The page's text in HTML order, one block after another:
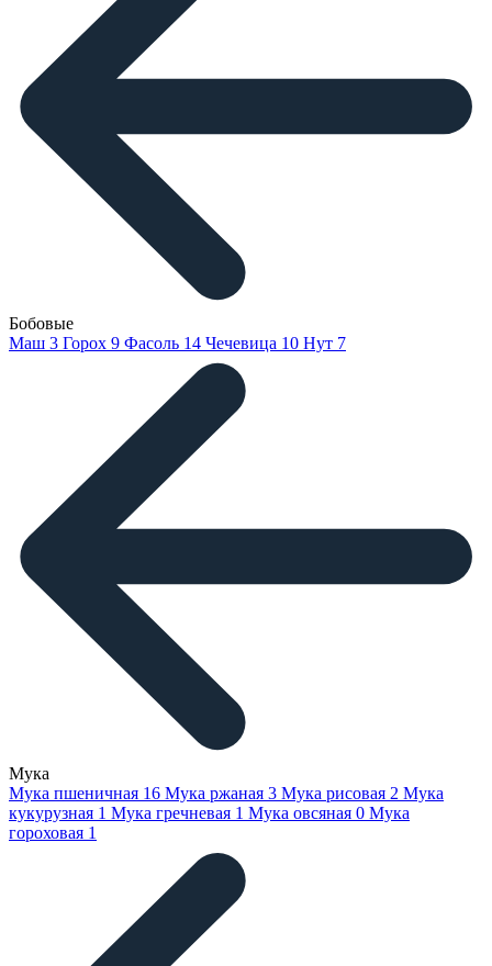
Бобовые
Маш 3 Горох 9 Фасоль 14 Чечевица 10 Нут 7
Мука
Мука пшеничная 16 Мука ржаная 3 Мука рисовая 2 Мука
кукурузная 1 Мука гречневая 1 Мука овсяная 0 Мука
гороховая 1